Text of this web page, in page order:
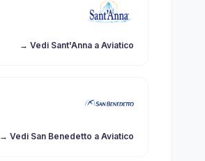
→ Vedi Sant'Anna a Aviatico
→ Vedi San Benedetto a Aviatico